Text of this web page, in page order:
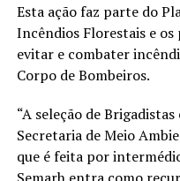
Esta ação faz parte do
Incêndios Florestais e
evitar e combater
Corpo de Bombeiros.
“A seleção de
Secretaria de Meio
que é feita por